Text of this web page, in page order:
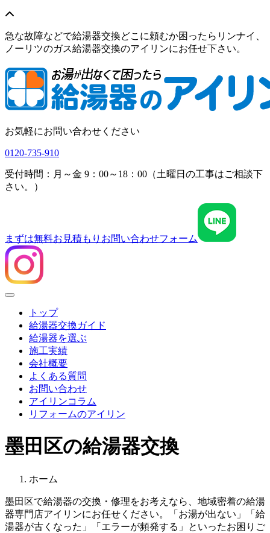
急な故障などで給湯器交換どこに頼むか困ったらリンナイ、
ノーリツのガス給湯器交換のアイリンにお任せ下さい。
お気軽にお問い合わせください
0120-735-910
受付時間：月～金 9：00～18：00（土曜日の工事はご相談下
さい。）
まずは無料お見積もり お問い合わせフォーム
Menu
トップ
給湯器交換ガイド
給湯器を選ぶ
施工実績
会社概要
よくある質問
お問い合わせ
アイリンコラム
リフォームのアイリン
墨田区の給湯器交換
ホーム
墨田区で給湯器の交換・修理をお考えなら、地域密着の給湯
器専門店アイリンにお任せください。「お湯が出ない」「給
湯器が古くなった」「エラーが頻発する」といったお困りご